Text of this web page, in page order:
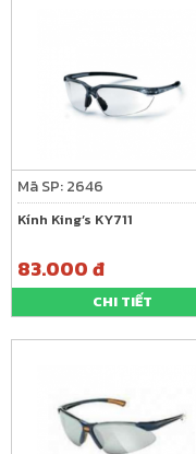
Mã SP: 2646
Kính King’s KY711
83.000 đ
CHI TIẾT